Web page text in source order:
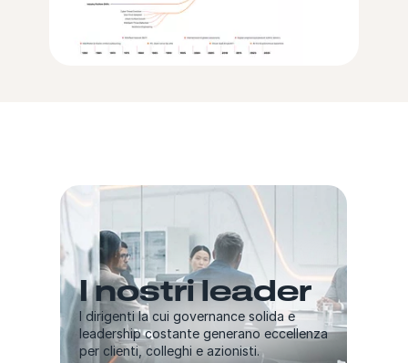
I nostri leader
I dirigenti la cui governance solida e
leadership costante generano eccellenza
per clienti, colleghi e azionisti.